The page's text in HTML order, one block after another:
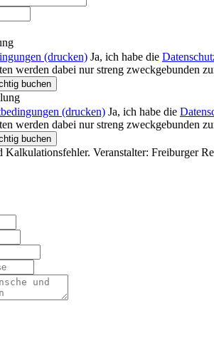
(drucken) Ja, ich habe die
werden dabei nur streng zweckgebunden
buchen
(drucken) Ja, ich habe die
werden dabei nur streng zweckgebunden
buchen
Veranstalter: Freiburger